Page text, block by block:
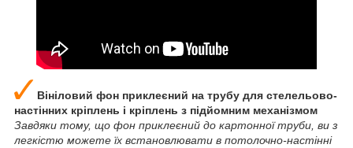
Вініловий фон приклеєний на трубу для стелельово-
настінних кріплень і кріплень з підйомним механізмом
Завдяки тому, що фон приклеєний до картонної труби, ви з
легкістю можете їх встановлювати в потолочно-настінні